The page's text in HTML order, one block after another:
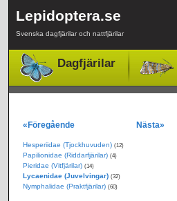
Lepidoptera.se
Svenska dagfjärilar och nattfjärilar
Dagfjärilar
«Föregående Nästa»
Hesperiidae (Tjockhuvuden) (12)
Papilionidae (Riddarfjärilar) (4)
Pieridae (Vitfjärilar) (14)
Lycaenidae (Juvelvingar) (32)
Nymphalidae (Praktfjärilar) (60)